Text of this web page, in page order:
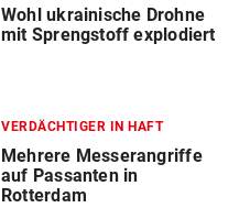
Wohl ukrainische Drohne
mit Sprengstoff explodiert
VERDÄCHTIGER IN HAFT
Mehrere Messerangriffe
auf Passanten in
Rotterdam